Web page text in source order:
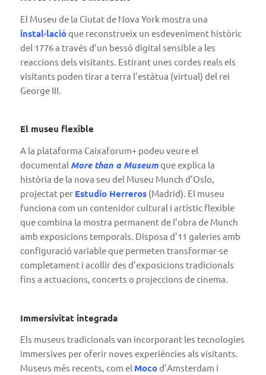
El Museu de la Ciutat de Nova York mostra una
instal·lacióque reconstrueix un esdeveniment històric
del 1776 a través d’un bessó digital sensible a les
reaccions dels visitants. Estirant unes cordes reals els
visitants poden tirar a terra l’estàtua (virtual) del rei
George III.
El museu flexible
A la plataforma Caixaforum+ podeu veure el
documental More than a Museumque explica la
història de la nova seu del Museu Munch d’Oslo,
projectat per Estudio Herreros(Madrid). El museu
funciona com un contenidor cultural i artístic flexible
que combina la mostra permanent de l’obra de Munch
amb exposicions temporals. Disposa d’11 galeries amb
configuració variable que permeten transformar-se
completament i acollir des d’exposicions tradicionals
fins a actuacions, concerts o projeccions de cinema.
Immersivitat integrada
Els museus tradicionals van incorporant les tecnologies
immersives per oferir noves experiències als visitants.
Museus més recents, com el Mocod’Amsterdam i